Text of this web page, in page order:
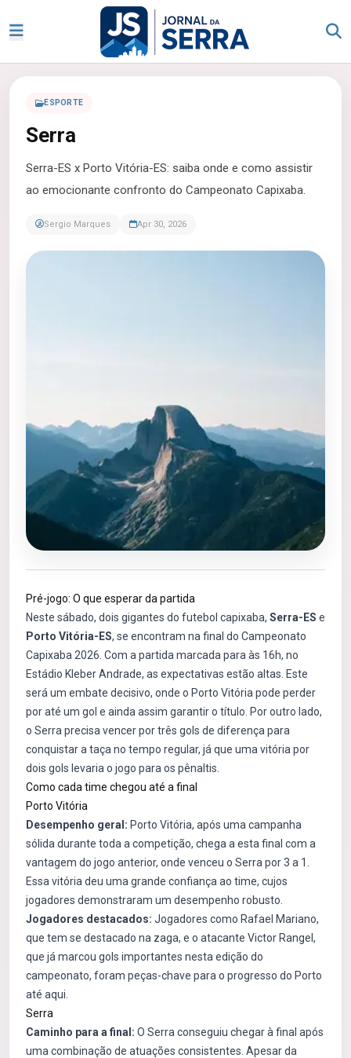
ESPORTE
Serra
Serra-ES x Porto Vitória-ES: saiba onde e como assistir
ao emocionante confronto do Campeonato Capixaba.
Sergio Marques Apr 30, 2026
Pré-jogo: O que esperar da partida
Neste sábado, dois gigantes do futebol capixaba, Serra-ES e
Porto Vitória-ES, se encontram na final do Campeonato
Capixaba 2026. Com a partida marcada para às 16h, no
Estádio Kleber Andrade, as expectativas estão altas. Este
será um embate decisivo, onde o Porto Vitória pode perder
por até um gol e ainda assim garantir o título. Por outro lado,
o Serra precisa vencer por três gols de diferença para
conquistar a taça no tempo regular, já que uma vitória por
dois gols levaria o jogo para os pênaltis.
Como cada time chegou até a final
Porto Vitória
Desempenho geral: Porto Vitória, após uma campanha
sólida durante toda a competição, chega a esta final com a
vantagem do jogo anterior, onde venceu o Serra por 3 a 1.
Essa vitória deu uma grande confiança ao time, cujos
jogadores demonstraram um desempenho robusto.
Jogadores destacados: Jogadores como Rafael Mariano,
que tem se destacado na zaga, e o atacante Victor Rangel,
que já marcou gols importantes nesta edição do
campeonato, foram peças-chave para o progresso do Porto
até aqui.
Serra
Caminho para a final: O Serra conseguiu chegar à final após
uma combinação de atuações consistentes. Apesar da